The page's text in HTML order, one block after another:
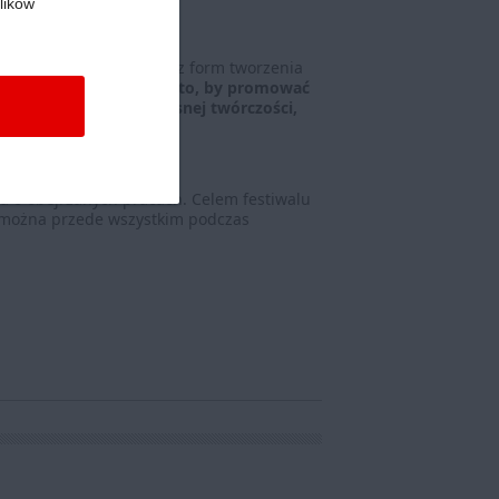
film jako jedną z form tworzenia
powstały po to, by promować
własnej twórczości,
o obejrzanych pracach. Celem festiwalu
przede wszystkim podczas